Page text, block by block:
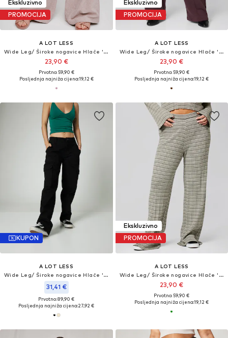
Ekskluzivno
PROMOCIJA
A LOT LESS
Wide Leg/ Široke nogavice Hlače 'Elsa'
23,90 €
Prvotno: 59,90 €
Posljednja najniža cijena:19,12 €
Ekskluzivno
PROMOCIJA
A LOT LESS
Wide Leg/ Široke nogavice Hlače 'Evie'
23,90 €
Prvotno: 59,90 €
Posljednja najniža cijena:19,12 €
KUPON
A LOT LESS
Wide Leg/ Široke nogavice Hlače 'Frances'
31,41 €
Prvotno: 89,90 €
Posljednja najniža cijena:27,92 €
Ekskluzivno
PROMOCIJA
A LOT LESS
Wide Leg/ Široke nogavice Hlače 'Frauke'
23,90 €
Prvotno: 59,90 €
Posljednja najniža cijena:19,12 €